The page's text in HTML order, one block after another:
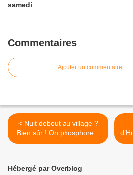
samedi
Commentaires
Ajouter un commentaire
< Nuit debout au village ?
Bien sûr ! On phosphore à
Aumessas, dans le Gard
du
Hébergé par Overblog